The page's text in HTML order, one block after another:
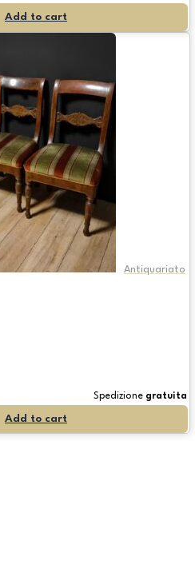
Add to cart
Antiquariato
Spedizione gratuita
Add to cart